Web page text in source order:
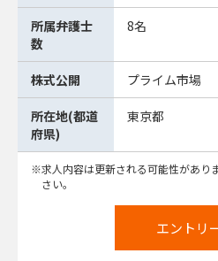
所属弁護士
数
8名
株式公開 プライム市場
所在地(都道
府県)
東京都
求人内容は更新される可能性があり
さい。
エントリ